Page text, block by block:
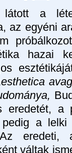
látott a
az egyéni
hazai
eredetét,
a lelki
eredeti,
váltak